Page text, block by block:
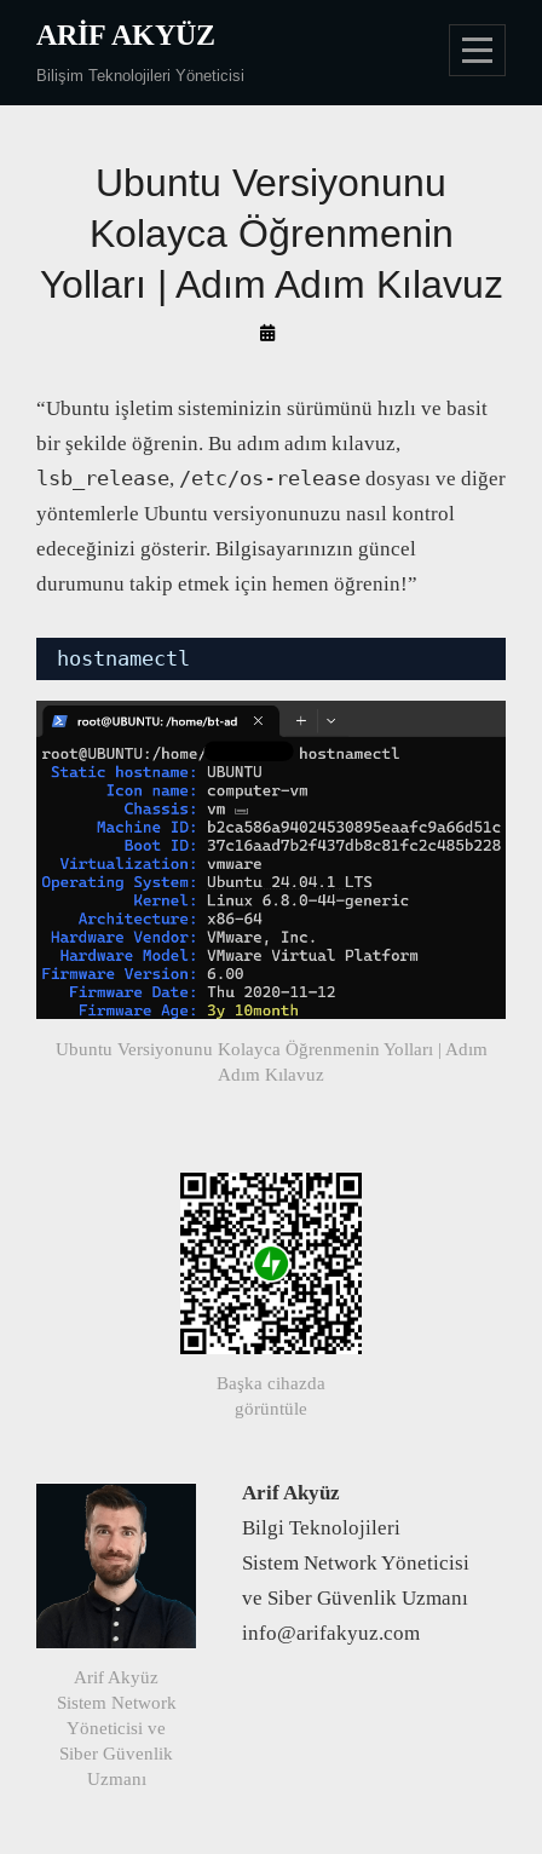
content
ARIF AKYÜZ
Bilişim Teknolojileri Yöneticisi
Ubuntu Versiyonunu
Kolayca Öğrenmenin
Yolları | Adım Adım Kılavuz
By
“Ubuntu işletim sisteminizin sürümünü hızlı ve basit
bir şekilde öğrenin. Bu adım adım kılavuz,
lsb_release, /etc/os-release dosyası ve diğer
yöntemlerle Ubuntu versiyonunuzu nasıl kontrol
edeceğinizi gösterir. Bilgisayarınızın güncel
durumunu takip etmek için hemen öğrenin!”
hostnamectl
Ubuntu Versiyonunu Kolayca Öğrenmenin Yolları | Adım
Adım Kılavuz
Başka cihazda
görüntüle
Arif Akyüz
Sistem Network
Yöneticisi ve
Siber Güvenlik
Uzmanı
Arif Akyüz
Bilgi Teknolojileri
Sistem Network Yöneticisi
ve Siber Güvenlik Uzmanı
info@arifakyuz.com
Yazı
gezinmesi